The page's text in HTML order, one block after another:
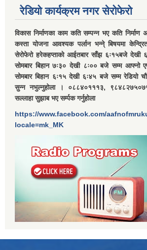
रेडियो कार्यक्रम नगर सेरोफेरो
विकास निर्माणका काम कति सम्पन्न भए कति निर्माण
कस्ता योजना आवश्यक पर्लान भन्ने् बिषयमा
सेरोफेरो हरेकहप्ताको आईतबार साँझ ६ः१५बजे देखी
सोमबार बिहान ७ः३० देखी ८ः०० बजे सम्म आफ्नो
सोमबार बिहान ६ः१५ देखी ६ः४५ बजे सम्म रेडियो
सुन्न नभुल्नुहोला । ०८८४०१११३, ९८४८२७५०७५
सल्लाहा सुझाब भए सर्म्पक गर्नुहोला
https://www.facebook.com/
locale=mk_MK